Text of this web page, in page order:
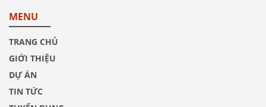
MENU
TRANG CHỦ
GIỚI THIỆU
DỰ ÁN
TIN TỨC